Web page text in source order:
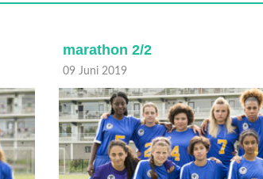
Marathon (1/2)
08 Juni 2019